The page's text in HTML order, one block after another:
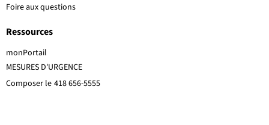
MESURES D'URGENCE
Composer le 418 656-5555
Ressources
Foire aux questions
monPortail